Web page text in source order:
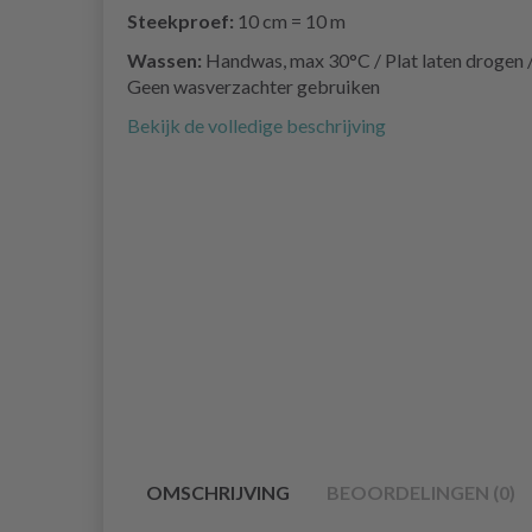
Steekproef: 10 cm = 10 m
Wassen: Handwas, max 30°C / Plat laten drogen
Geen wasverzachter gebruiken
Bekijk de volledige beschrijving
OMSCHRIJVING BEOORDELINGEN (0)